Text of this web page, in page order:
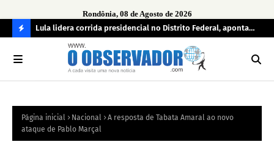
Rondônia, 08 de Agosto de 2026
O
R
Lula lidera corrida presidencial no Distrito Federal, aponta
pesquisa; Flávio Bolsonaro aparece em segundo
Página inicial Nacional
A resposta de Tabata Amaral ao novo
ataque de Pablo Marçal